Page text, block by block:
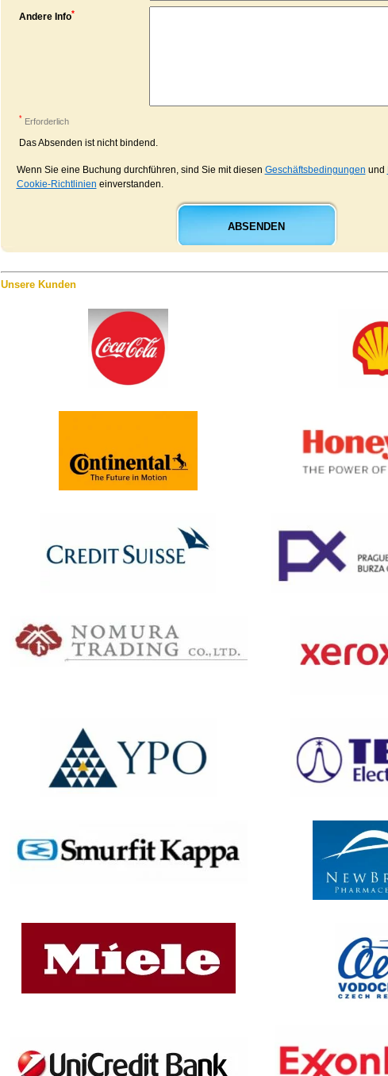
Andere Info*
* Erforderlich
Das Absenden ist nicht bindend.
Wenn Sie eine Buchung durchführen, sind Sie mit diesen Geschäftsbedingungen und
Cookie-Richtlinien einverstanden.
ABSENDEN
Unsere Kunden